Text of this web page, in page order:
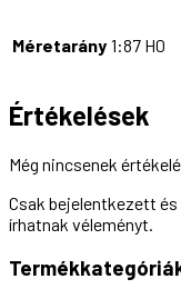
Méretarány 1:87 H0
Értékelések
Még nincsenek
Csak bejelentkezett
írhatnak véleményt.